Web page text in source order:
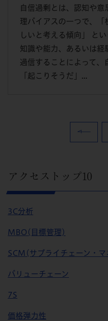
自信過剰とは、認知や
理バイアスの一つで、「
しいと考える傾向」 と
知識や能力、あるいは経
過信することによって、
「起こりそうだ」...
アクセストップ10
3C分析
MBO(目標管理)
SCM(サプライチェーン・マ
バリューチェーン
7S
価格弾力性